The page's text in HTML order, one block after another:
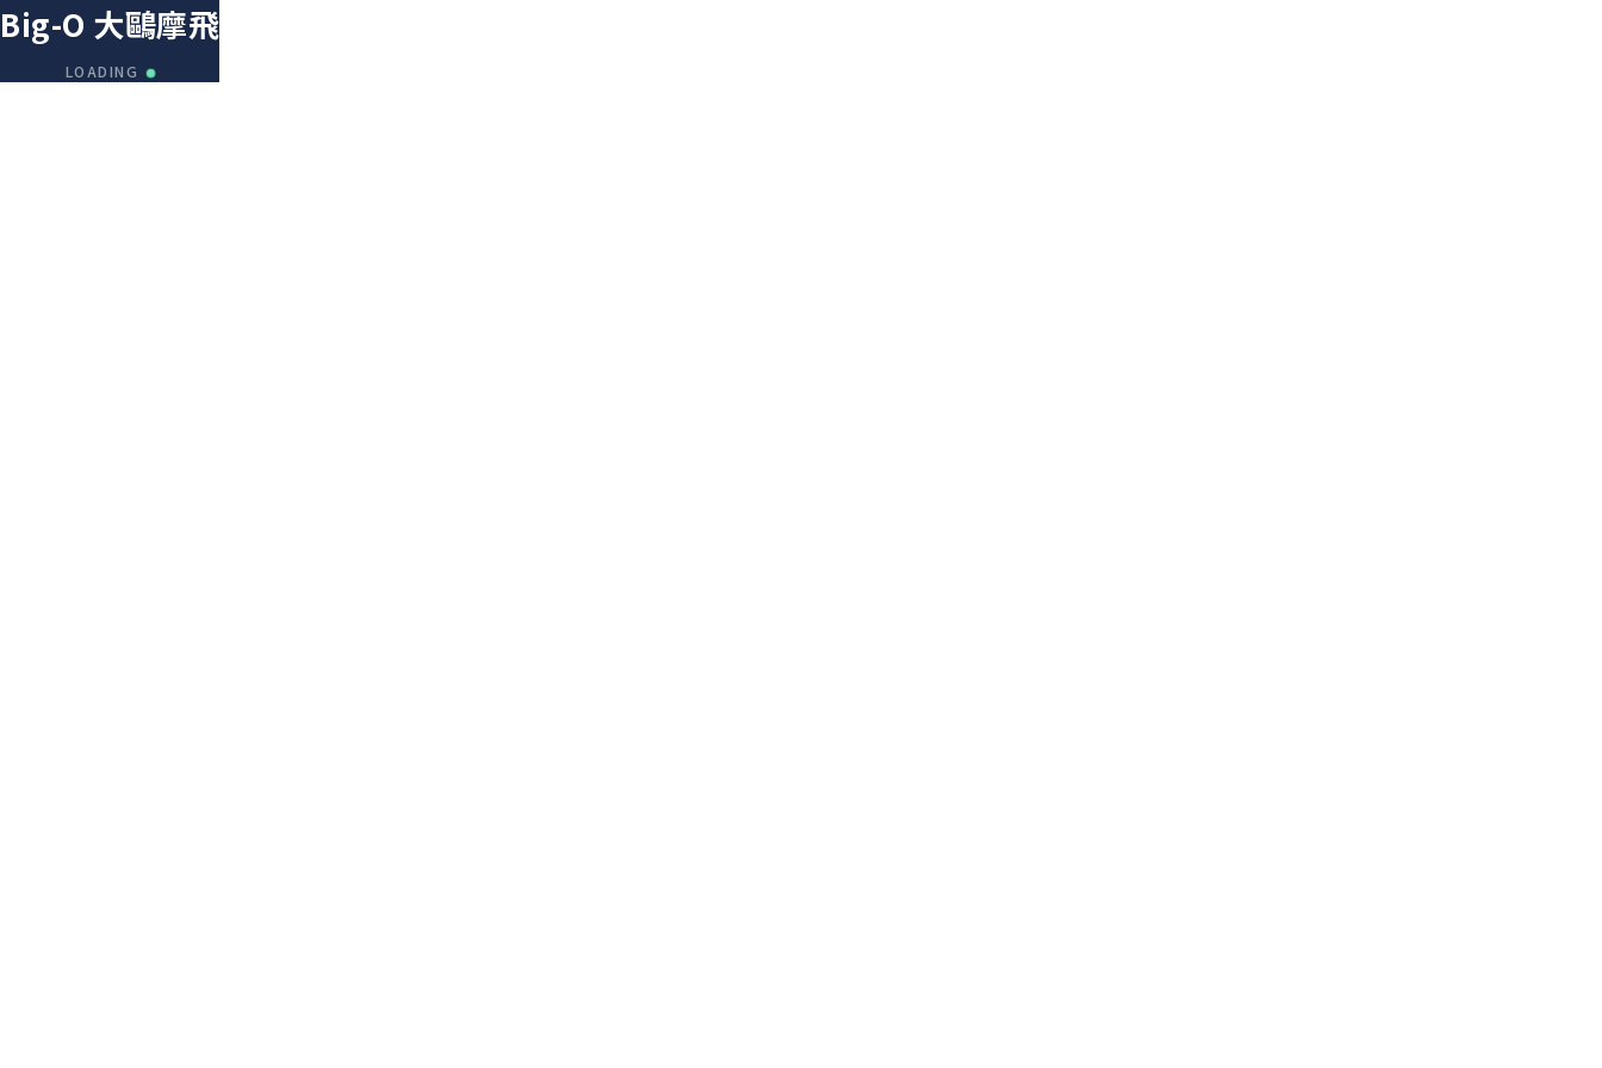
Big-O 大鷗摩飛
LOADING